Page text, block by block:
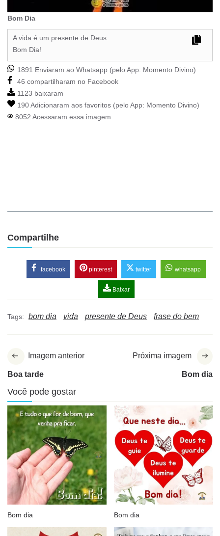
Bom Dia
A vida é um presente de Deus.
Bom Dia!
1891 Enviaram ao Whatsapp (pelo App: Momento Divino)
46 compartilharam no Facebook
1123 baixaram
190 Adicionaram aos favoritos (pelo App: Momento Divino)
8052 Acessaram essa imagem
Compartilhe
facebook pinterest twitter whatsapp
Baixar
Tags: bom dia vida presente de Deus frase do bem
Imagem anterior
Boa tarde
Próxima imagem
Bom dia
Você pode gostar
Bom dia Bom dia